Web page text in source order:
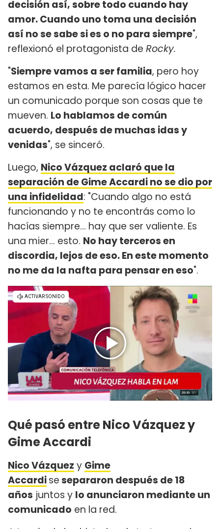
decisión así, sobre todo cuando hay
amor. Cuando uno toma una decisión
así no se sabe si es o no para siempre",
reflexionó el protagonista de Rocky.
"Siempre vamos a ser familia, pero hoy
estamos en esta. Me parecía lógico hacer
un comunicado porque son cosas que te
mueven. Lo hablamos de común
acuerdo, después de muchas idas y
venidas", se sinceró.
Luego, Nico Vázquez aclaró que la
separación de Gime Accardi no se dio por
una infidelidad: "Cuando algo no está
funcionando y no te encontrás como lo
hacías siempre... hay que ser valiente. Es
una mier... esto. No hay terceros en
discordia, lejos de eso. En este momento
no me da la nafta para pensar en eso".
Qué pasó entre Nico Vázquez y
Gime Accardi
Nico Vázquez y Gime
Accardisesepararon después de 18
años juntos y lo anunciaron mediante un
comunicado en la red.